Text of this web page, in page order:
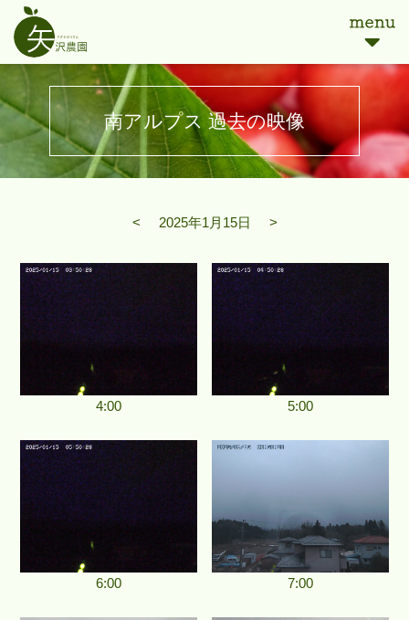
南アルプス 過去の映像
< 2025年1月15日 >
4:00 5:00
6:00 7:00